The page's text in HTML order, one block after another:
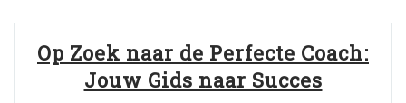
Op Zoek naar de Perfecte Coach:
Jouw Gids naar Succes